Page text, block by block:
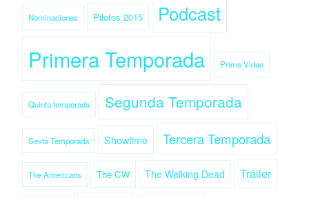
Nominaciones Pilotos 2015 Podcast
Primera Temporada Prime Video
Quinta temporada Segunda Temporada
Sexta Temporada Showtime Tercera Temporada
The Americans The CW The Walking Dead Tráiler